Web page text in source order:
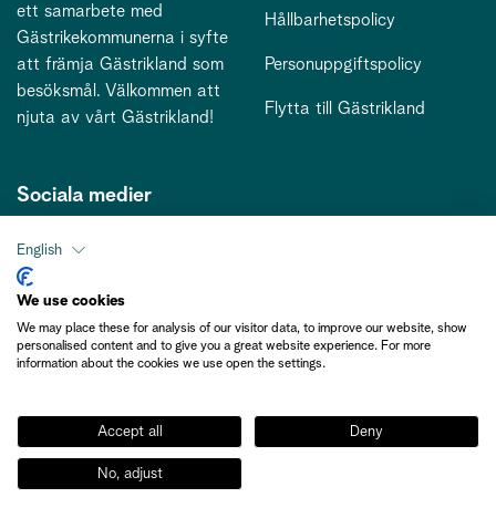
ett samarbete med
Gästrikekommunerna i syfte
att främja Gästrikland som
besöksmål. Välkommen att
njuta av vårt Gästrikland!
Hållbarhetspolicy
Personuppgiftspolicy
Flytta till Gästrikland
Sociala medier
Kontakt
kontakt@gastriklandsbesoksnaring.se
Medlemsinformation
English
We use cookies
We may place these for analysis of our visitor data, to improve our website, show
personalised content and to give you a great website experience. For more
information about the cookies we use open the settings.
Accept all Deny
No, adjust